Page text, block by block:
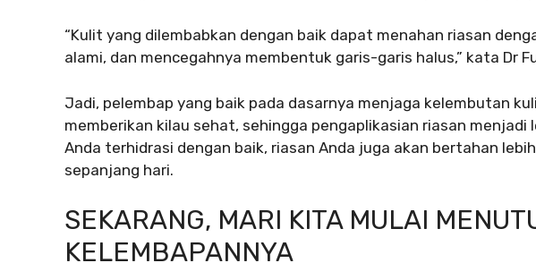
“Kulit yang dilembabkan dengan baik dapat menahan riasan
alami, dan mencegahnya membentuk garis-garis halus,” kata Dr
Jadi, pelembap yang baik pada dasarnya menjaga kelembutan
memberikan kilau sehat, sehingga pengaplikasian riasan menjadi
Anda terhidrasi dengan baik, riasan Anda juga akan bertahan
sepanjang hari.
SEKARANG, MARI KITA MULAI
KELEMBAPANNYA